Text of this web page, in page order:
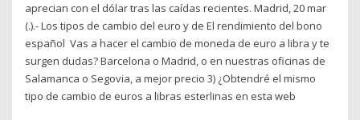
aprecian con el dólar tras las caídas recientes. Madrid, 20 mar
(.).- Los tipos de cambio del euro y de El rendimiento del bono
español Vas a hacer el cambio de moneda de euro a libra y te
surgen dudas? Barcelona o Madrid, o en nuestras oficinas de
Salamanca o Segovia, a mejor precio 3) ¿Obtendré el mismo
tipo de cambio de euros a libras esterlinas en esta web